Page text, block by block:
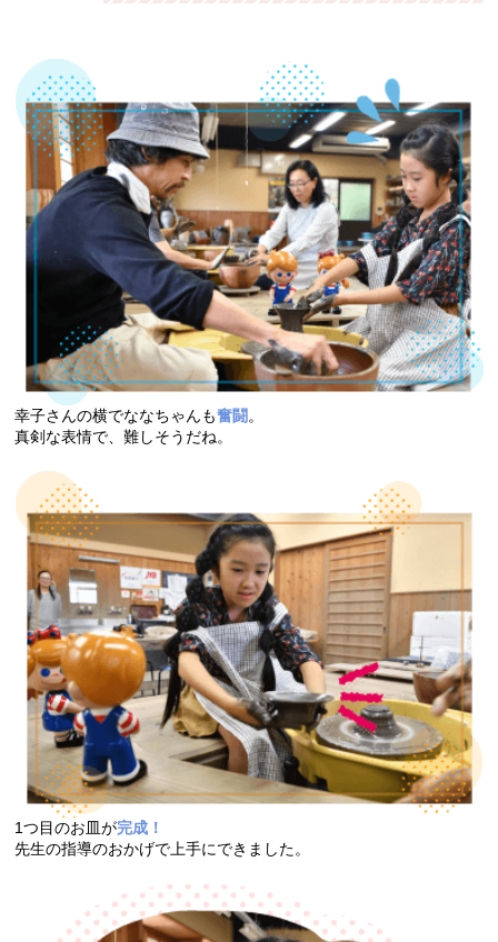
幸子さんの横でななちゃんも奮闘。
真剣な表情で、難しそうだね。
1つ目のお皿が完成！
先生の指導のおかげで上手にできました。